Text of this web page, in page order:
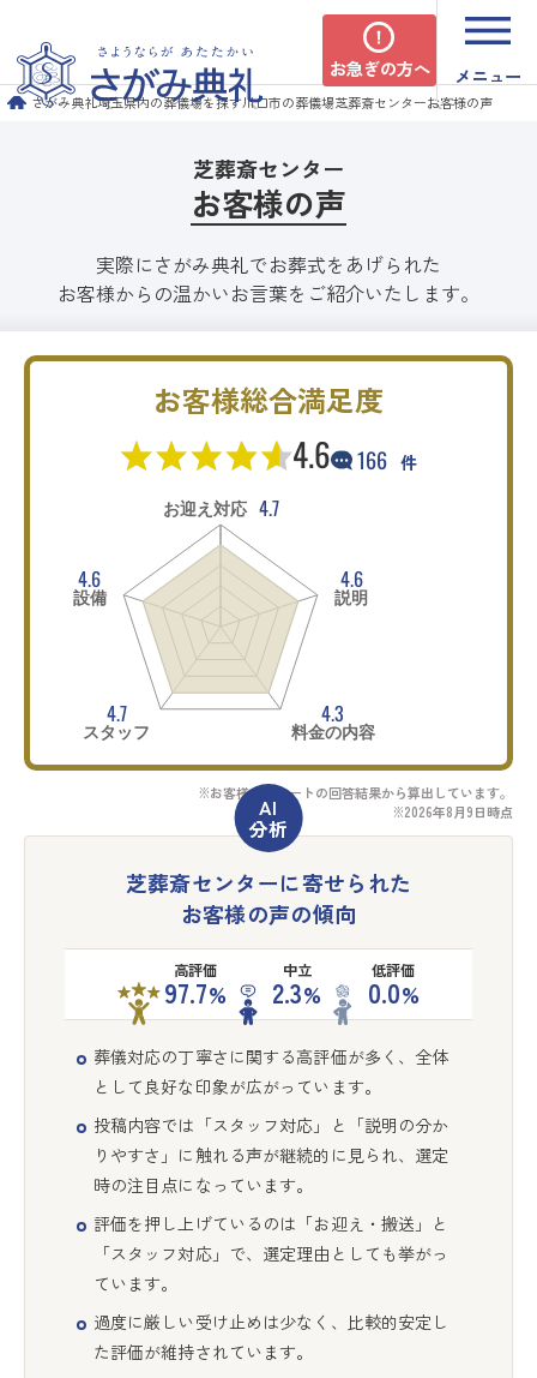
お急ぎの方へ メニュー
さがみ典礼埼玉県内の葬儀場を探す川口市の葬儀場芝葬斎センターお客様の声
芝葬斎センター
お客様の声
実際にさがみ典礼でお葬式をあげられた
お客様からの温かいお言葉をご紹介いたします。
お客様総合満足度
4.6 166 件
お迎え対応 4.7
4.6
説明
4.3
料金の内容
4.7
スタッフ
4.6
設備
※お客様アンケートの回答結果から算出しています。
※2026年8月9日時点
芝葬斎センターに寄せられた
お客様の声の傾向
高評価
97.7%
中立
2.3%
低評価
0.0%
葬儀対応の丁寧さに関する高評価が多く、全体
として良好な印象が広がっています。
投稿内容では「スタッフ対応」と「説明の分か
りやすさ」に触れる声が継続的に見られ、選定
時の注目点になっています。
評価を押し上げているのは「お迎え・搬送」と
「スタッフ対応」で、選定理由としても挙がっ
ています。
過度に厳しい受け止めは少なく、比較的安定し
た評価が維持されています。